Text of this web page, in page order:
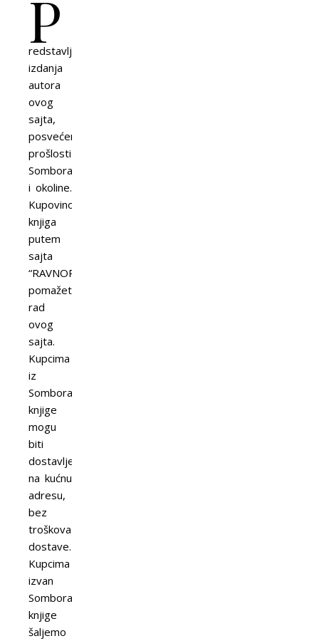
P
redstavljamo
izdanja
autora
ovog
sajta,
posvećena
prošlosti
Sombora
i okoline.
Kupovinom
knjiga
putem
sajta
“RAVNOPLOV”
pomažete
rad
ovog
sajta.
Kupcima
iz
Sombora
knjige
mogu
biti
dostavljene
na kućnu
adresu,
bez
troškova
dostave.
Kupcima
izvan
Sombora
knjige
šaljemo